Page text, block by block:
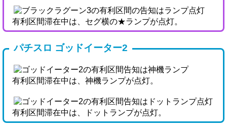
有利区間滞在中は、セグ横の★ランプが点灯。
パチスロ ゴッドイーター2
有利区間滞在中は、神機ランプが点灯。
有利区間滞在中は、ドットランプが点灯。